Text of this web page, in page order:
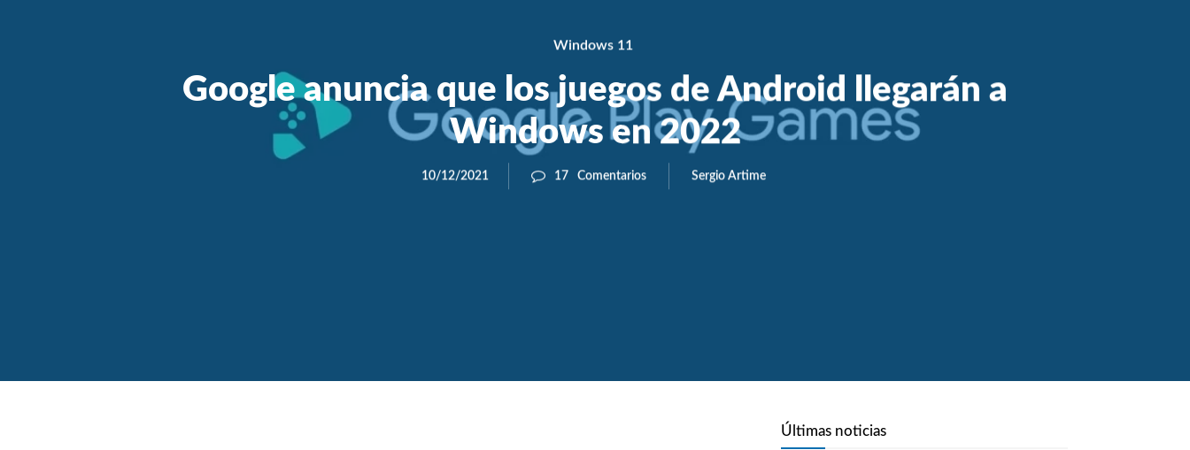
Windows 11
Google anuncia que los juegos de Android llegarán a
Windows en 2022
10/12/2021 17 Comentarios Sergio Artime
Últimas noticias